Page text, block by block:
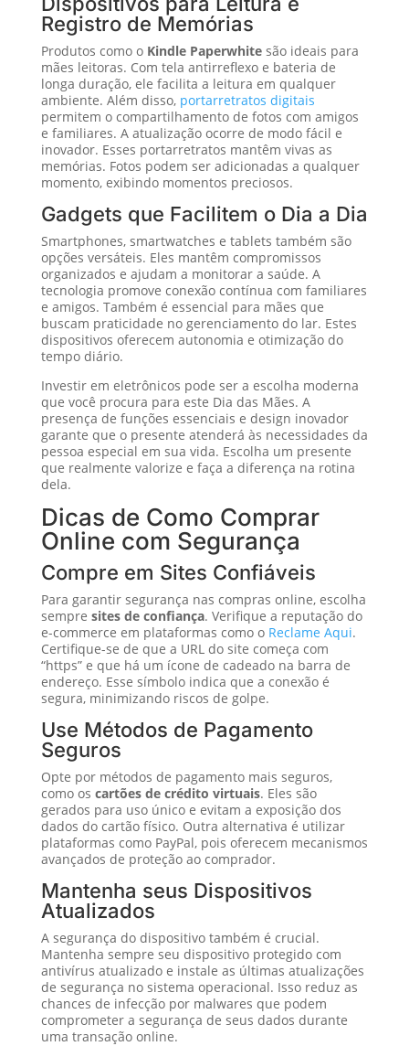
Registro de Memórias
Produtos como o Kindle Paperwhitesão ideais para
mães leitoras. Com tela antirreflexo e bateria de
longa duração, ele facilita a leitura em qualquer
ambiente. Além disso, portarretratos digitais
permitem o compartilhamento de fotos com amigos
e familiares. A atualização ocorre de modo fácil e
inovador. Esses portarretratos mantêm vivas as
memórias. Fotos podem ser adicionadas a qualquer
momento, exibindo momentos preciosos.
Gadgets que Facilitem o Dia a Dia
Smartphones, smartwatches e tablets também são
opções versáteis. Eles mantêm compromissos
organizados e ajudam a monitorar a saúde. A
tecnologia promove conexão contínua com familiares
e amigos. Também é essencial para mães que
buscam praticidade no gerenciamento do lar. Estes
dispositivos oferecem autonomia e otimização do
tempo diário.
Investir em eletrônicos pode ser a escolha moderna
que você procura para este Dia das Mães. A
presença de funções essenciais e design inovador
garante que o presente atenderá às necessidades da
pessoa especial em sua vida. Escolha um presente
que realmente valorize e faça a diferença na rotina
dela.
Dicas de Como Comprar
Online com Segurança
Compre em Sites Confiáveis
Para garantir segurança nas compras online, escolha
sempre sites de confiança. Verifique a reputação do
e-commerce em plataformas como o Reclame Aqui.
Certifique-se de que a URL do site começa com
“https” e que há um ícone de cadeado na barra de
endereço. Esse símbolo indica que a conexão é
segura, minimizando riscos de golpe.
Use Métodos de Pagamento
Seguros
Opte por métodos de pagamento mais seguros,
como os cartões de crédito virtuais. Eles são
gerados para uso único e evitam a exposição dos
dados do cartão físico. Outra alternativa é utilizar
plataformas como PayPal, pois oferecem mecanismos
avançados de proteção ao comprador.
Mantenha seus Dispositivos
Atualizados
A segurança do dispositivo também é crucial.
Mantenha sempre seu dispositivo protegido com
antivírus atualizado e instale as últimas atualizações
de segurança no sistema operacional. Isso reduz as
chances de infecção por malwares que podem
comprometer a segurança de seus dados durante
uma transação online.